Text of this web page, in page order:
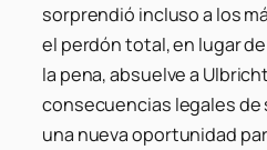
sorprendió incluso a los
el perdón total, en lugar
la pena, absuelve a
consecuencias legales de
una nueva oportunidad